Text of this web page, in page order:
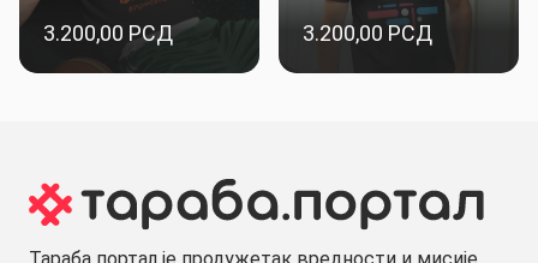
3.200,00 РСД 3.200,00 РСД